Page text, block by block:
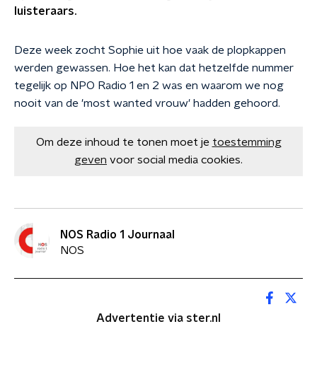
luisteraars.
Deze week zocht Sophie uit hoe vaak de plopkappen
werden gewassen. Hoe het kan dat hetzelfde nummer
tegelijk op NPO Radio 1 en 2 was en waarom we nog
nooit van de 'most wanted vrouw' hadden gehoord.
Om deze inhoud te tonen moet je toestemming
geven voor social media cookies.
NOS Radio 1 Journaal
NOS
Advertentie via ster.nl